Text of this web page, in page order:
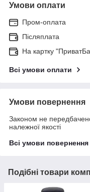
Умови оплати
Пром-оплата
Післяплата
На картку
Всі умови оплати
Умови повернення
Законом не
належної якості
Всі умови повернення
Подібні товари